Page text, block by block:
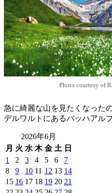
Photo courtesy of
急に綺麗な山を見たくなった
デルワルトにあるバッハアル
2026年6月
月 火 水 木 金 土 日
1 2 3 4 5 6
7
8
9 10 11 12 13 14
15 16 17 18 19 20 21